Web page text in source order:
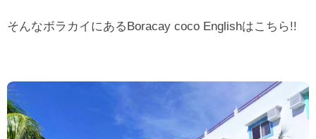
そんなボラカイにあるBoracay coco Englishはこちら!!